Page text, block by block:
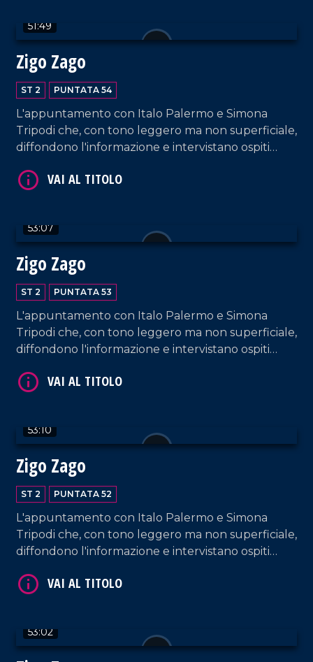
51:49
Zigo Zago
ST 2 PUNTATA 54
L'appuntamento con Italo Palermo e Simona
Tripodi che, con tono leggero ma non superficiale,
diffondono l'informazione e intervistano ospiti
Lamezia Terme.
53:07
Zigo Zago
ST 2 PUNTATA 53
L'appuntamento con Italo Palermo e Simona
Tripodi che, con tono leggero ma non superficiale,
diffondono l'informazione e intervistano ospiti
Lamezia Terme.
53:10
Zigo Zago
ST 2 PUNTATA 52
L'appuntamento con Italo Palermo e Simona
Tripodi che, con tono leggero ma non superficiale,
diffondono l'informazione e intervistano ospiti
Lamezia Terme.
53:02
VAI AL TITOLO
VAI AL TITOLO
VAI AL TITOLO